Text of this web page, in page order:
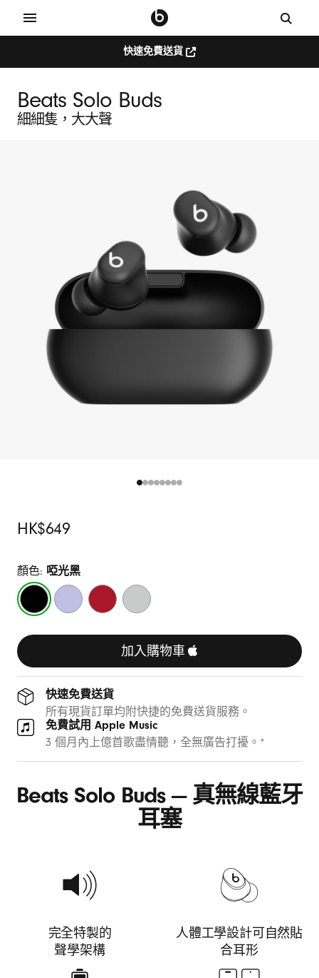
快速免費送貨
Beats Solo Buds
細細隻，大大聲
原
HK$649
顏色: 啞光黑
啞
光
極
光
透
視
風
雲
加入購物車
快速免費送貨
所有現貨訂單均附快捷的免費送貨服務。
免費試用 Apple Music
3 個月內上億首歌盡情聽，全無廣告打擾。*
Beats Solo Buds — 真無線藍牙
耳塞
完全特製的
聲學架構
人體工學設計可自然貼
合耳形